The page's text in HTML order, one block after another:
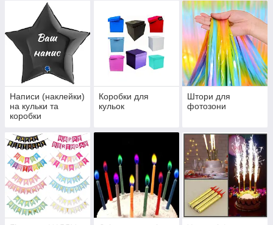
Написи (наклейки)
на кульки та
коробки
Коробки для
кульок
Штори для
фотозони